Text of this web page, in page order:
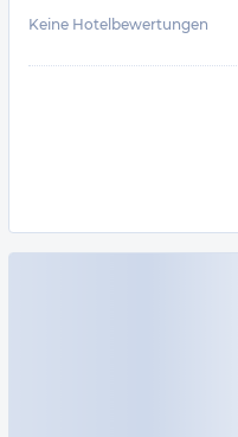
Keine Hotelbewertungen